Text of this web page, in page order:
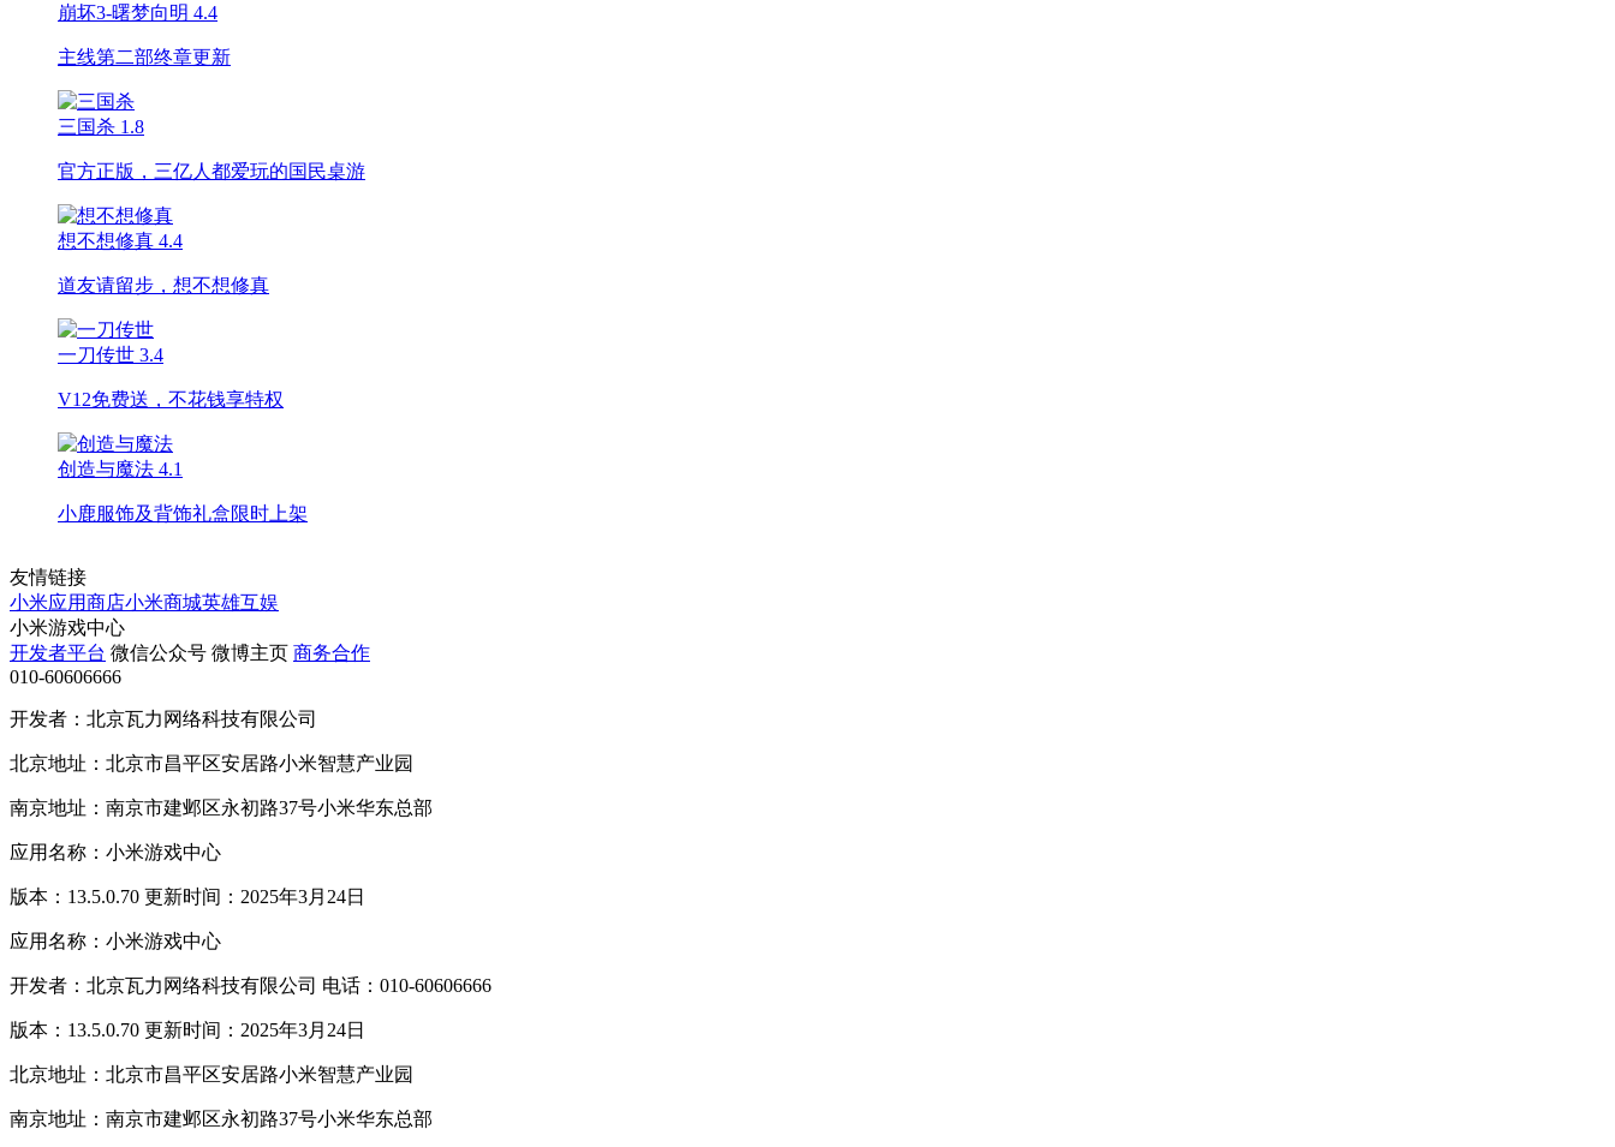
崩坏3-曙梦向明 4.4
主线第二部终章更新
三国杀 1.8
官方正版，三亿人都爱玩的国民桌游
想不想修真 4.4
道友请留步，想不想修真
一刀传世 3.4
V12免费送，不花钱享特权
创造与魔法 4.1
小鹿服饰及背饰礼盒限时上架
友情链接
小米应用商店小米商城英雄互娱
小米游戏中心
开发者平台 微信公众号 微博主页 商务合作
010-60606666
开发者：北京瓦力网络科技有限公司
北京地址：北京市昌平区安居路小米智慧产业园
南京地址：南京市建邺区永初路37号小米华东总部
应用名称：小米游戏中心
版本：13.5.0.70 更新时间：2025年3月24日
应用名称：小米游戏中心
开发者：北京瓦力网络科技有限公司 电话：010-60606666
版本：13.5.0.70 更新时间：2025年3月24日
北京地址：北京市昌平区安居路小米智慧产业园
南京地址：南京市建邺区永初路37号小米华东总部